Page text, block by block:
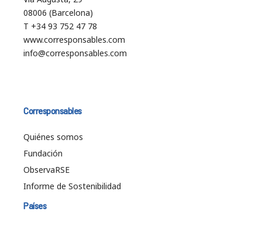
08006 (Barcelona)
T +34 93 752 47 78
www.corresponsables.com
info@corresponsables.com
Corresponsables
Quiénes somos
Fundación
ObservaRSE
Informe de Sostenibilidad
Países